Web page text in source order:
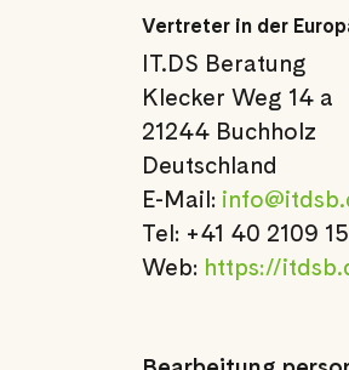
Vertreter in der
IT.DS Beratung
Klecker Weg 14 a
21244 Buchholz
Deutschland
E-Mail:
Tel: +41 40 2109
Web: https://